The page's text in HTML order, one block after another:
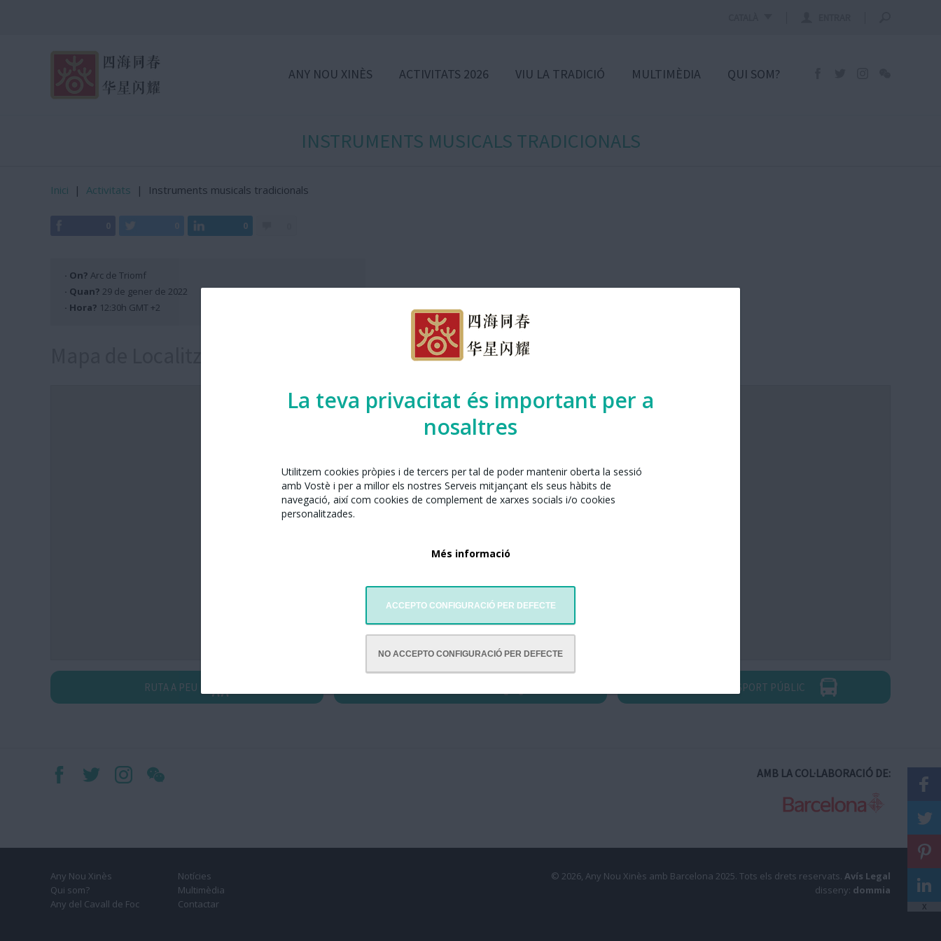
La teva privacitat és important per a
nosaltres
Utilitzem cookies pròpies i de tercers per tal de poder mantenir oberta la sessió
amb Vostè i per a millor els nostres Serveis mitjançant els seus hàbits de
navegació, així com cookies de complement de xarxes socials i/o cookies
personalitzades.
Més informació
ACCEPTO CONFIGURACIÓ PER DEFECTE
NO ACCEPTO CONFIGURACIÓ PER DEFECTE
ANY NOU XINÈS ACTIVITATS 2026 VIU LA TRADICIÓ MULTIMÈDIA QUI SOM?
INSTRUMENTS MUSICALS TRADICIONALS
Inici | Activitats | Instruments musicals tradicionals
0
· On? Arc de Triomf
· Quan? 29 de gener de 2022
· Hora? 12:30h GMT +2
RUTA A PEU RUTA EN TRANSPORT PÚBLIC
AMB LA COL·LABORACIÓ DE:
Any Nou Xinès
Qui som?
Any del Cavall de Foc
Notícies
Multimèdia
Contactar
© 2026, Any Nou Xinès amb Barcelona 2025. Tots els drets reservats. Avís Legal
disseny: dommia
X